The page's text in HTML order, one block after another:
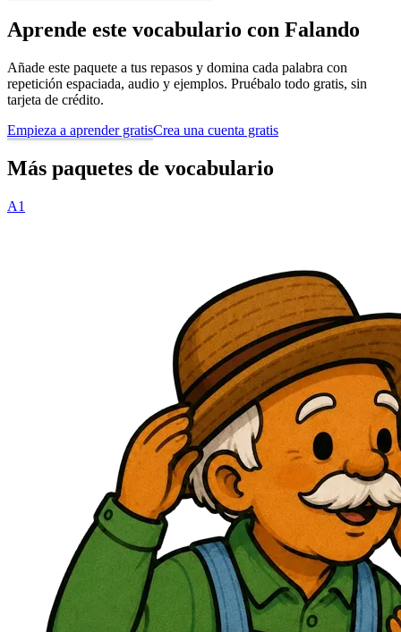
Aprende este vocabulario con Falando
Añade este paquete a tus repasos y domina cada palabra con
repetición espaciada, audio y ejemplos. Pruébalo todo gratis, sin
tarjeta de crédito.
Empieza a aprender gratisCrea una cuenta gratis
Más paquetes de vocabulario
A1